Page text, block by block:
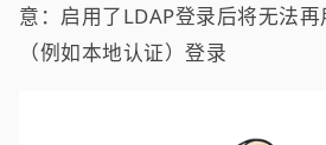
意：启用了LDAP登录后将无法
（例如本地认证）登录